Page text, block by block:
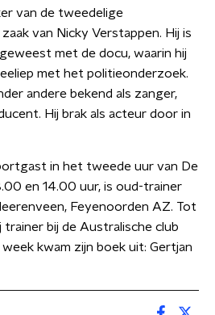
van de tweedelige
van Nicky Verstappen. Hij is
met de docu, waarin hij
met het politieonderzoek.
andere bekend als zanger,
Hij brak als acteur door in
in het tweede uur van De
en 14.00 uur, is oud-trainer
Feyenoorden AZ. Tot
trainer bij de Australische club
kwam zijn boek uit: Gertjan